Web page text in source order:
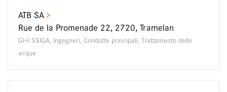
ATB SA
Rue de la Promenade 22, 2720, Tramelan
GI+I SSIGA, Ingegneri, Condotte principali, Trattamento delle
acque